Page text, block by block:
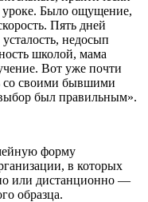
Было ощущение,
Пять дней
недосып
школой, мама
Вот уже почти
со своими бывшими
был правильным».
форму
в которых
или дистанционно —
образца.